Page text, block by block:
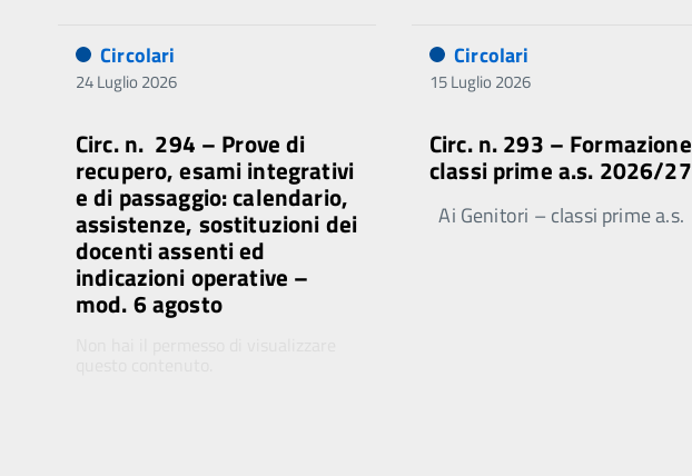
Circolari
24 Luglio 2026
Circ. n. 294 – Prove di
recupero, esami integrativi
e di passaggio: calendario,
assistenze, sostituzioni dei
docenti assenti ed
indicazioni operative –
mod. 6 agosto
Circolari
15 Luglio 2026
Circ. n. 293 – Formazione
classi prime a.s. 2026/27
Ai Genitori – classi prime a.s.